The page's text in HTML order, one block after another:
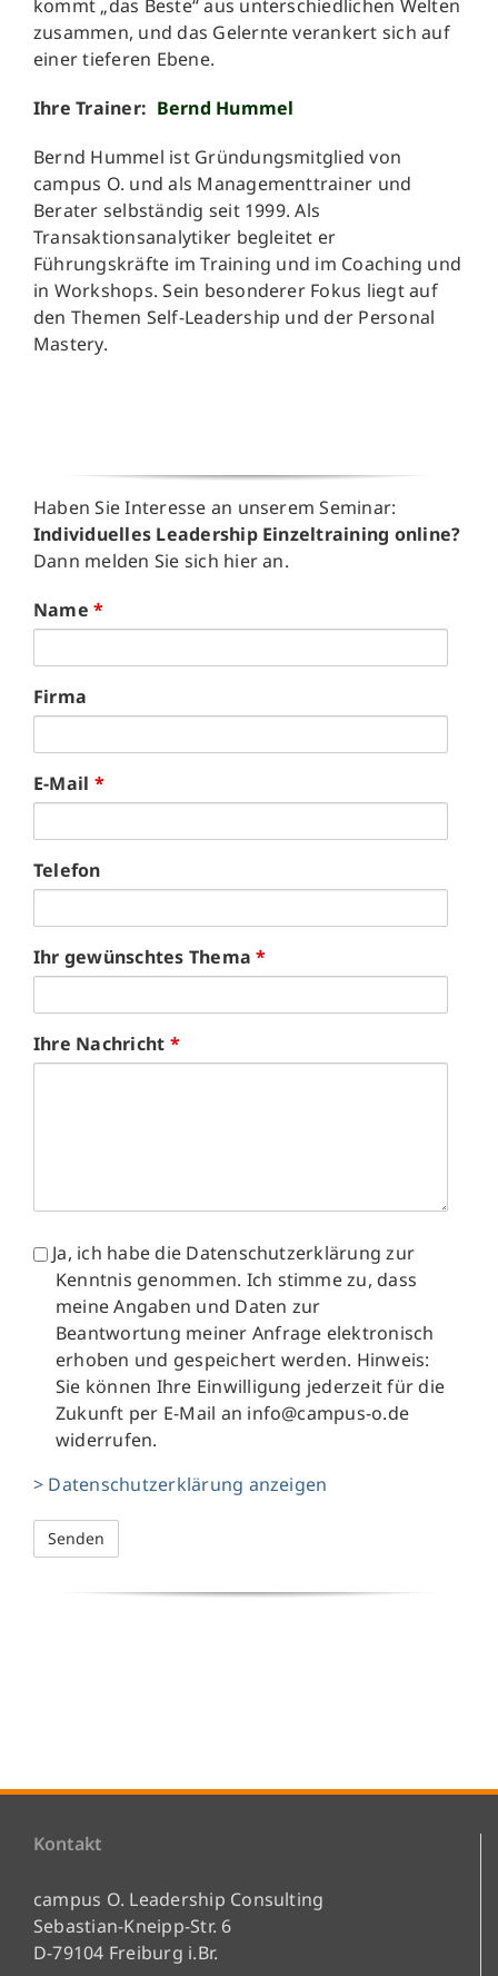
kommt „das Beste“ aus unterschiedlichen Welten
zusammen, und das Gelernte verankert sich auf
einer tieferen Ebene.
Ihre Trainer: Bernd Hummel
Bernd Hummel ist Gründungsmitglied von
campus O. und als Managementtrainer und
Berater selbständig seit 1999. Als
Transaktionsanalytiker begleitet er
Führungskräfte im Training und im Coaching und
in Workshops. Sein besonderer Fokus liegt auf
den Themen Self-Leadership und der Personal
Mastery.
Haben Sie Interesse an unserem Seminar:
Individuelles Leadership Einzeltraining online?
Dann melden Sie sich hier an.
Name*
Firma
E-Mail *
Telefon
Ihr gewünschtes Thema*
Ihre Nachricht *
Datenschutz
Ja, ich habe die Datenschutzerklärung zur
Kenntnis genommen. Ich stimme zu, dass
meine Angaben und Daten zur
Beantwortung meiner Anfrage elektronisch
erhoben und gespeichert werden. Hinweis:
Sie können Ihre Einwilligung jederzeit für die
Zukunft per E-Mail an info@campus-o.de
widerrufen.
> Datenschutzerklärung anzeigen
Kontakt
campus O. Leadership Consulting
Sebastian-Kneipp-Str. 6
D-79104 Freiburg i.Br.